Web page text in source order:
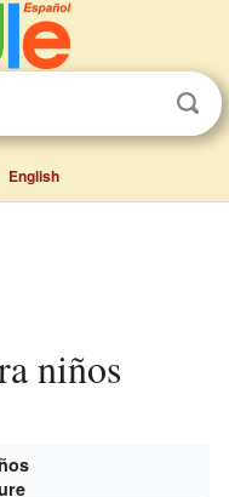
English
niños